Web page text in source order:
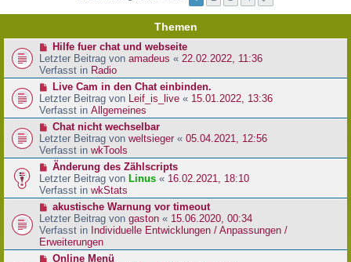
Themen
N
e
u
e
r
B
e
t
r
a
g
Hilfe fuer chat und webseite
Letzter Beitrag von amadeus « 22.02.2022, 11:36
Verfasst in Radio
N
e
u
e
r
B
e
t
r
a
g
Live Cam in den Chat einbinden.
Letzter Beitrag von Leif_is_live « 15.01.2022, 13:36
Verfasst in Allgemeines
N
e
u
e
r
B
e
t
r
a
g
Chat nicht wechselbar
Letzter Beitrag von weltsieger « 05.04.2021, 12:56
Verfasst in wkTools
N
e
u
e
r
B
e
i
Änderung des Zählscripts
Letzter Beitrag von Linus « 16.02.2021, 18:10
Verfasst in wkStats
N
e
u
e
r
akustische Warnung vor timeout
Letzter Beitrag von gaston « 15.06.2020, 00:34
Verfasst in Individuelle Entwicklungen / Anpassungen /
Erweiterungen
NOnline Menü